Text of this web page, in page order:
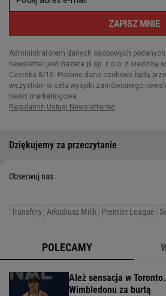
Dziękujemy za przeczytanie
Obserwuj nas
Transfery Arkadiusz Milik Premier League
POLECAMY
Ależ sensacja w
Wimbledonu za burtą